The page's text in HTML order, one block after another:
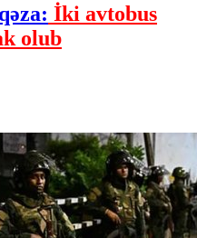
İki avtobus
olub